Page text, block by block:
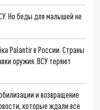
Но беды для малышей не
Palantir в России. Страны
оружия. ВСУ теряют
и возвращение
которые ждали все